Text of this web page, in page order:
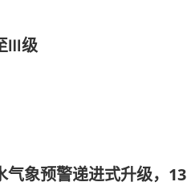
Ⅲ级
象预警递进式升级，13